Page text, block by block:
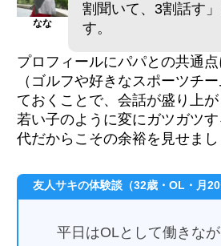
なな
割聞いて、3割話す
す。
プロフィールにパパとの共通
（ゴルフや好きなスポーツチ
ておくことで、会話が盛り上が
若い子のように変にガツガツ
代だからこその余裕を見せまし
友人サキの体験談（32歳・OL・月20
平日はOLとして働きな